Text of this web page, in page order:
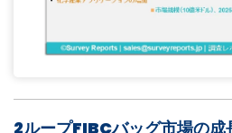
2ループFIBCバッグ市場の